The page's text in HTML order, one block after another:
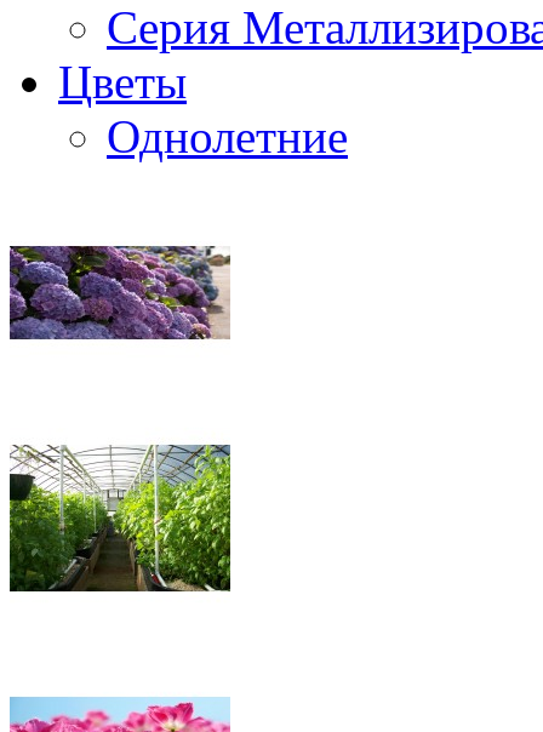
Серия
Цветы
Однолетние